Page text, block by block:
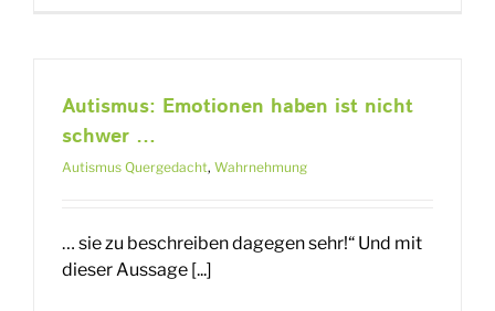
Autismus: Emotionen haben ist nicht
schwer …
Autismus Quergedacht, Wahrnehmung
… sie zu beschreiben dagegen sehr!“ Und mit
dieser Aussage [...]